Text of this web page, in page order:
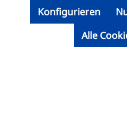
Konfigurieren
Alle